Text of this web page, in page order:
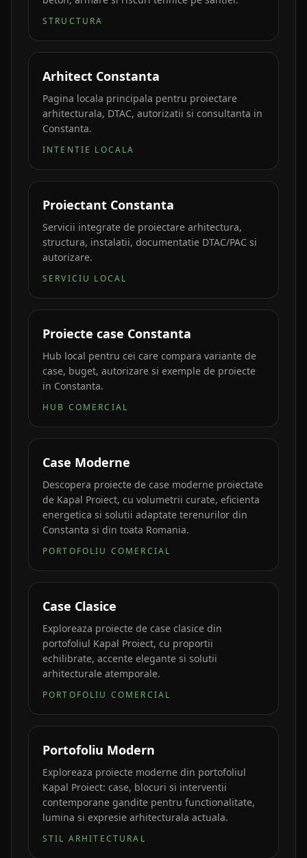
STRUCTURA
Arhitect Constanta
Pagina locala principala pentru proiectare
arhitecturala, DTAC, autorizatii si consultanta in
Constanta.
INTENTIE LOCALA
Proiectant Constanta
Servicii integrate de proiectare arhitectura,
structura, instalatii, documentatie DTAC/PAC si
autorizare.
SERVICIU LOCAL
Proiecte case Constanta
Hub local pentru cei care compara variante de
case, buget, autorizare si exemple de proiecte
in Constanta.
HUB COMERCIAL
Case Moderne
Descopera proiecte de case moderne proiectate
de Kapal Proiect, cu volumetrii curate, eficienta
energetica si solutii adaptate terenurilor din
Constanta si din toata Romania.
PORTOFOLIU COMERCIAL
Case Clasice
Exploreaza proiecte de case clasice din
portofoliul Kapal Proiect, cu proportii
echilibrate, accente elegante si solutii
arhitecturale atemporale.
PORTOFOLIU COMERCIAL
Portofoliu Modern
Exploreaza proiecte moderne din portofoliul
Kapal Proiect: case, blocuri si interventii
contemporane gandite pentru functionalitate,
lumina si expresie arhitecturala actuala.
STIL ARHITECTURAL